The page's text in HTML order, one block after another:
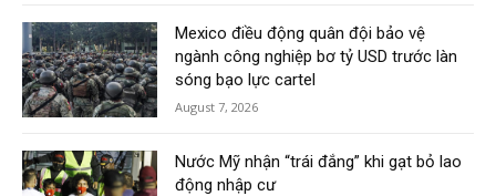
Mexico điều động quân đội bảo vệ
ngành công nghiệp bơ tỷ USD trước làn
sóng bạo lực cartel
August 7, 2026
Nước Mỹ nhận “trái đắng” khi gạt bỏ lao
động nhập cư